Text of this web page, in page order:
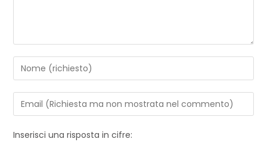
Inserisci una risposta in cifre: